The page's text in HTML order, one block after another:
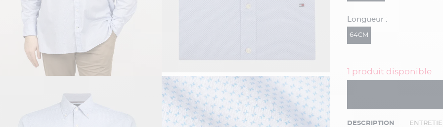
Longueur :
64CM
1 produit disponible
DESCRIPTION